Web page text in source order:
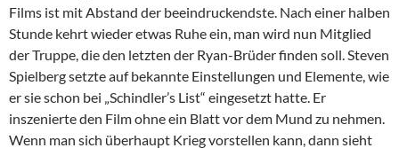
Films ist mit Abstand der beeindruckendste. Nach einer halben
Stunde kehrt wieder etwas Ruhe ein, man wird nun Mitglied
der Truppe, die den letzten der Ryan-Brüder finden soll. Steven
Spielberg setzte auf bekannte Einstellungen und Elemente, wie
er sie schon bei „Schindler’s List“ eingesetzt hatte. Er
inszenierte den Film ohne ein Blatt vor dem Mund zu nehmen.
Wenn man sich überhaupt Krieg vorstellen kann, dann sieht